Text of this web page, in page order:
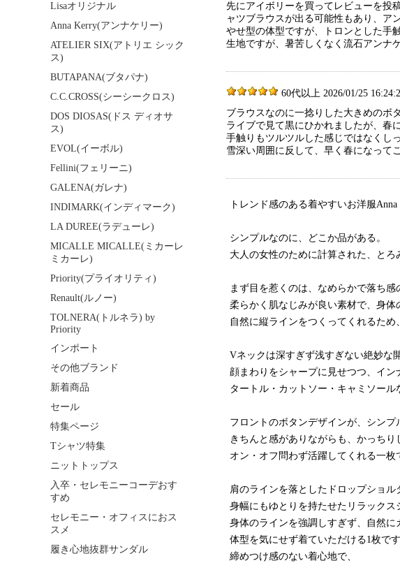
先にアイボリーを買ってレビューを投
ャツブラウスが出る可能性もあり、ア
やせ型の体型ですが、トロンとした手
生地ですが、暑苦しくなく流石アンナ
60代以上 2026/01/25
ブラウスなのに一捻りした大きめのボ
ライブで見て黒にひかれましたが、春
手触りもツルツルした感じではなくし
雪深い周囲に反して、早く春になって
トレンド感のある着やすいお洋服
シンプルなのに、どこか品がある。
大人の女性のために計算された、とろ
まず目を惹くのは、なめらかで落ち感
柔らかく肌なじみが良い素材で、身体
自然に縦ラインをつくってくれるため
Vネックは深すぎず浅すぎない絶妙な
顔まわりをシャープに見せつつ、イン
タートル・カットソー・キャミソール
フロントのボタンデザインが、シンプ
きちんと感がありながらも、かっちり
オン・オフ問わず活躍してくれる一枚
肩のラインを落としたドロップショル
身幅にもゆとりを持たせたリラックス
身体のラインを強調しすぎず、自然に
体型を気にせず着ていただける1枚です
締めつけ感のない着心地で、
Lisaオリジナル
Anna Kerry(アンナケリー)
ATELIER SIX(アトリエ シック
ス)
BUTAPANA(ブタパナ)
C.C.CROSS(シーシークロス)
DOS DIOSAS(ドス ディオサ
ス)
EVOL(イーボル)
Fellini(フェリーニ)
GALENA(ガレナ)
INDIMARK(インディマーク)
LA DUREE(ラデューレ)
MICALLE MICALLE(ミカーレ
ミカーレ)
Priority(プライオリティ)
Renault(ルノー)
TOLNERA(トルネラ) by
Priority
インポート
その他ブランド
新着商品
セール
特集ページ
Tシャツ特集
ニットトップス
入卒・セレモニーコーデおす
すめ
セレモニー・オフィスにおス
スメ
履き心地抜群サンダル